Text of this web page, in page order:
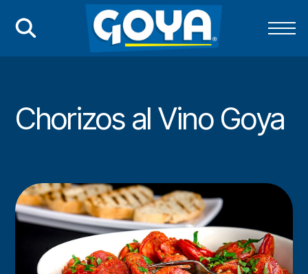
Chorizos al Vino Goya